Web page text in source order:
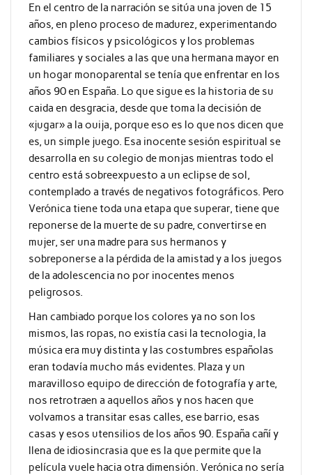
En el centro de la narración se sitúa una joven de 15
años, en pleno proceso de madurez, experimentando
cambios físicos y psicológicos y los problemas
familiares y sociales a las que una hermana mayor en
un hogar monoparental se tenía que enfrentar en los
años 90 en España. Lo que sigue es la historia de su
caida en desgracia, desde que toma la decisión de
«jugar» a la ouija, porque eso es lo que nos dicen que
es, un simple juego. Esa inocente sesión espiritual se
desarrolla en su colegio de monjas mientras todo el
centro está sobreexpuesto a un eclipse de sol,
contemplado a través de negativos fotográficos. Pero
Verónica tiene toda una etapa que superar, tiene que
reponerse de la muerte de su padre, convertirse en
mujer, ser una madre para sus hermanos y
sobreponerse a la pérdida de la amistad y a los juegos
de la adolescencia no por inocentes menos
peligrosos.
Han cambiado porque los colores ya no son los
mismos, las ropas, no existía casi la tecnologia, la
música era muy distinta y las costumbres españolas
eran todavía mucho más evidentes. Plaza y un
maravilloso equipo de dirección de fotografía y arte,
nos retrotraen a aquellos años y nos hacen que
volvamos a transitar esas calles, ese barrio, esas
casas y esos utensilios de los años 90. España cañí y
llena de idiosincrasia que es la que permite que la
película vuele hacia otra dimensión. Verónica no sería